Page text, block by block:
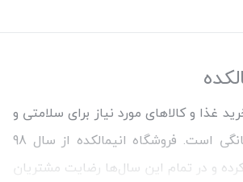
غذا و کالاهای مورد نیاز برای سلامتی و
رفاه سگ و گربه خانگی است. فروشگاه انیمالکده از سال 98
و در تمام این سال‌ها رضایت مشتریان